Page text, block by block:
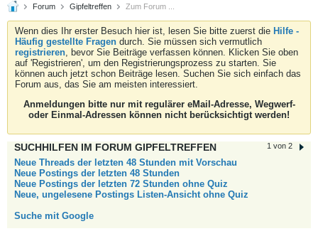
Forum Gipfeltreffen Zum Forum ...
Wenn dies Ihr erster Besuch hier ist, lesen Sie bitte zuerst die Hilfe -
Häufig gestellte Fragen durch. Sie müssen sich vermutlich
registrieren, bevor Sie Beiträge verfassen können. Klicken Sie oben
auf 'Registrieren', um den Registrierungsprozess zu starten. Sie
können auch jetzt schon Beiträge lesen. Suchen Sie sich einfach das
Forum aus, das Sie am meisten interessiert.
Anmeldungen bitte nur mit regulärer eMail-Adresse, Wegwerf-
oder Einmal-Adressen können nicht berücksichtigt werden!
1 von 2
SUCHHILFEN IM FORUM GIPFELTREFFEN
Neue Threads der letzten 48 Stunden mit Vorschau
Neue Postings der letzten 48 Stunden
Neue Postings der letzten 72 Stunden ohne Quiz
Neue, ungelesene Postings Listen-Ansicht ohne Quiz
Suche mit Google